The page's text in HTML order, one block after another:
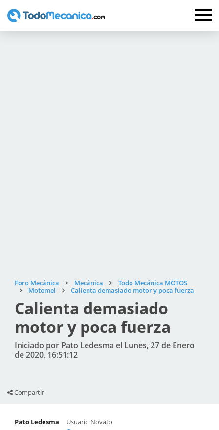
Foro Mecánica Mecánica
Todo Mecánica MOTOS
Motomel
Calienta demasiado motor y poca fuerza
Calienta demasiado
motor y poca fuerza
Iniciado por Pato Ledesma el Lunes, 27 de Enero
de 2020, 16:51:12
Compartir
Pato Ledesma Usuario Novato